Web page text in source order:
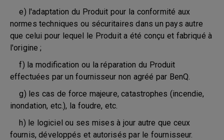
e) l'adaptation du Produit pour la conformité aux
normes techniques ou sécuritaires dans un pays autre
que celui pour lequel le Produit a été conçu et fabriqué à
l'origine ;
f) la modification ou la réparation du Produit
effectuées par un fournisseur non agréé par BenQ.
g) les cas de force majeure, catastrophes (incendie,
inondation, etc.), la foudre, etc.
h) le logiciel ou ses mises à jour autre que ceux
fournis, développés et autorisés par le fournisseur.